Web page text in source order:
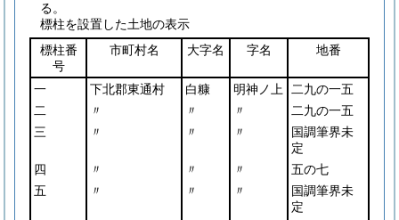
る。
標柱を設置した土地の表示
標柱番
号
市町村名 大字名 字名 地番
一 下北郡東通村 白糠 明神ノ上
二九の一五
二
〃 〃 〃
二九の一五
三
〃 〃 〃
国調筆界未
定
四
〃 〃 〃
五の七
五
〃 〃 〃
国調筆界未
定